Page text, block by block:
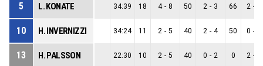
5 L. KONATE 34:39 18 4 - 8 50 2 - 3 66 2 -
10 H. INVERNIZZI 34:24 11 2 - 5 40 2 - 4 50 0 -
13 H. PALSSON 22:30 10 2 - 5 40 0 - 2 0 2 -